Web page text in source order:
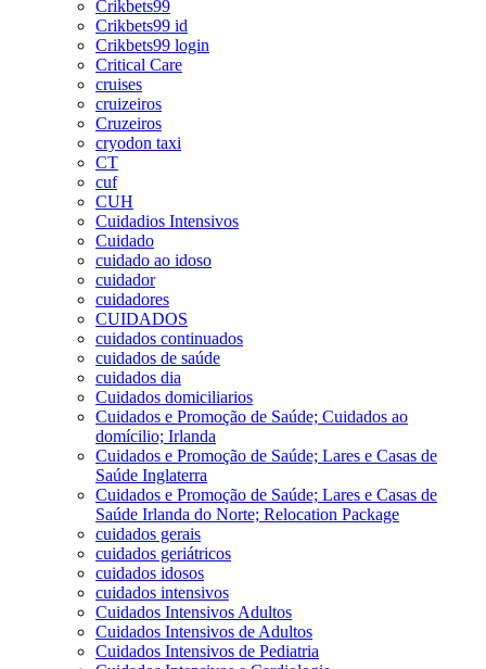
Crikbets99
Crikbets99 id
Crikbets99 login
Critical Care
cruises
cruizeiros
Cruzeiros
cryodon taxi
CT
cuf
CUH
Cuidadios Intensivos
Cuidado
cuidado ao idoso
cuidador
cuidadores
CUIDADOS
cuidados continuados
cuidados de saúde
cuidados dia
Cuidados domiciliarios
Cuidados e Promoção de Saúde; Cuidados ao
domícilio; Irlanda
Cuidados e Promoção de Saúde; Lares e Casas de
Saúde Inglaterra
Cuidados e Promoção de Saúde; Lares e Casas de
Saúde Irlanda do Norte; Relocation Package
cuidados gerais
cuidados geriátricos
cuidados idosos
cuidados intensivos
Cuidados Intensivos Adultos
Cuidados Intensivos de Adultos
Cuidados Intensivos de Pediatria